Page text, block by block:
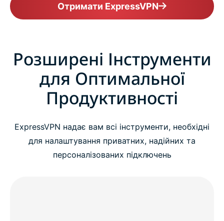
Отримати ExpressVPN
Розширені Інструменти
для Оптимальної
Продуктивності
ExpressVPN надає вам всі інструменти, необхідні
для налаштування приватних, надійних та
персоналізованих підключень